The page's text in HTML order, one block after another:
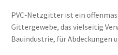
PVC-Netzgitter ist ein
Gittergewebe, das vielseitig
Bauindustrie, für Abdeckungen